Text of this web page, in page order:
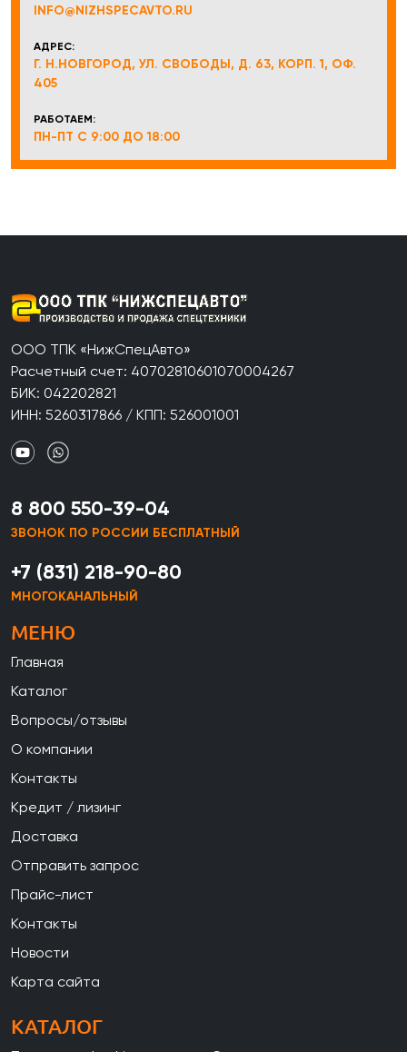
INFO@NIZHSPECAVTO.RU
АДРЕС:
Г. Н.НОВГОРОД, УЛ. СВОБОДЫ, Д. 63, КОРП. 1, ОФ.
405
РАБОТАЕМ:
ПН-ПТ С 9:00 ДО 18:00
ООО ТПК «НижСпецАвто»
Расчетный счет: 40702810601070004267
БИК: 042202821
ИНН: 5260317866 / КПП: 526001001
8 800 550-39-04
ЗВОНОК ПО РОССИИ БЕСПЛАТНЫЙ
+7 (831) 218-90-80
МНОГОКАНАЛЬНЫЙ
МЕНЮ
Главная
Каталог
Вопросы/отзывы
О компании
Контакты
Кредит / лизинг
Доставка
Отправить запрос
Прайс-лист
Контакты
Новости
Карта сайта
КАТАЛОГ